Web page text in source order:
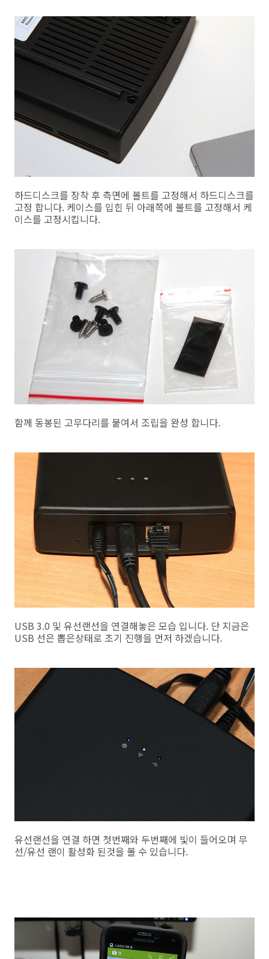
하드디스크를 장착 후 측면에 볼트를 고정해서 하드디스크를
고정 합니다. 케이스를 입힌 뒤 아래쪽에 볼트를 고정해서 케
이스를 고정시킵니다.
함께 동봉된 고무다리를 붙여서 조립을 완성 합니다.
USB 3.0 및 유선랜선을 연결해놓은 모습 입니다. 단 지금은
USB 선은 뽑은상태로 초기 진행을 먼저 하겠습니다.
유선랜선을 연결 하면 첫번째와 두번째에 빛이 들어오며 무
선/유선 랜이 활성화 된것을 볼 수 있습니다.